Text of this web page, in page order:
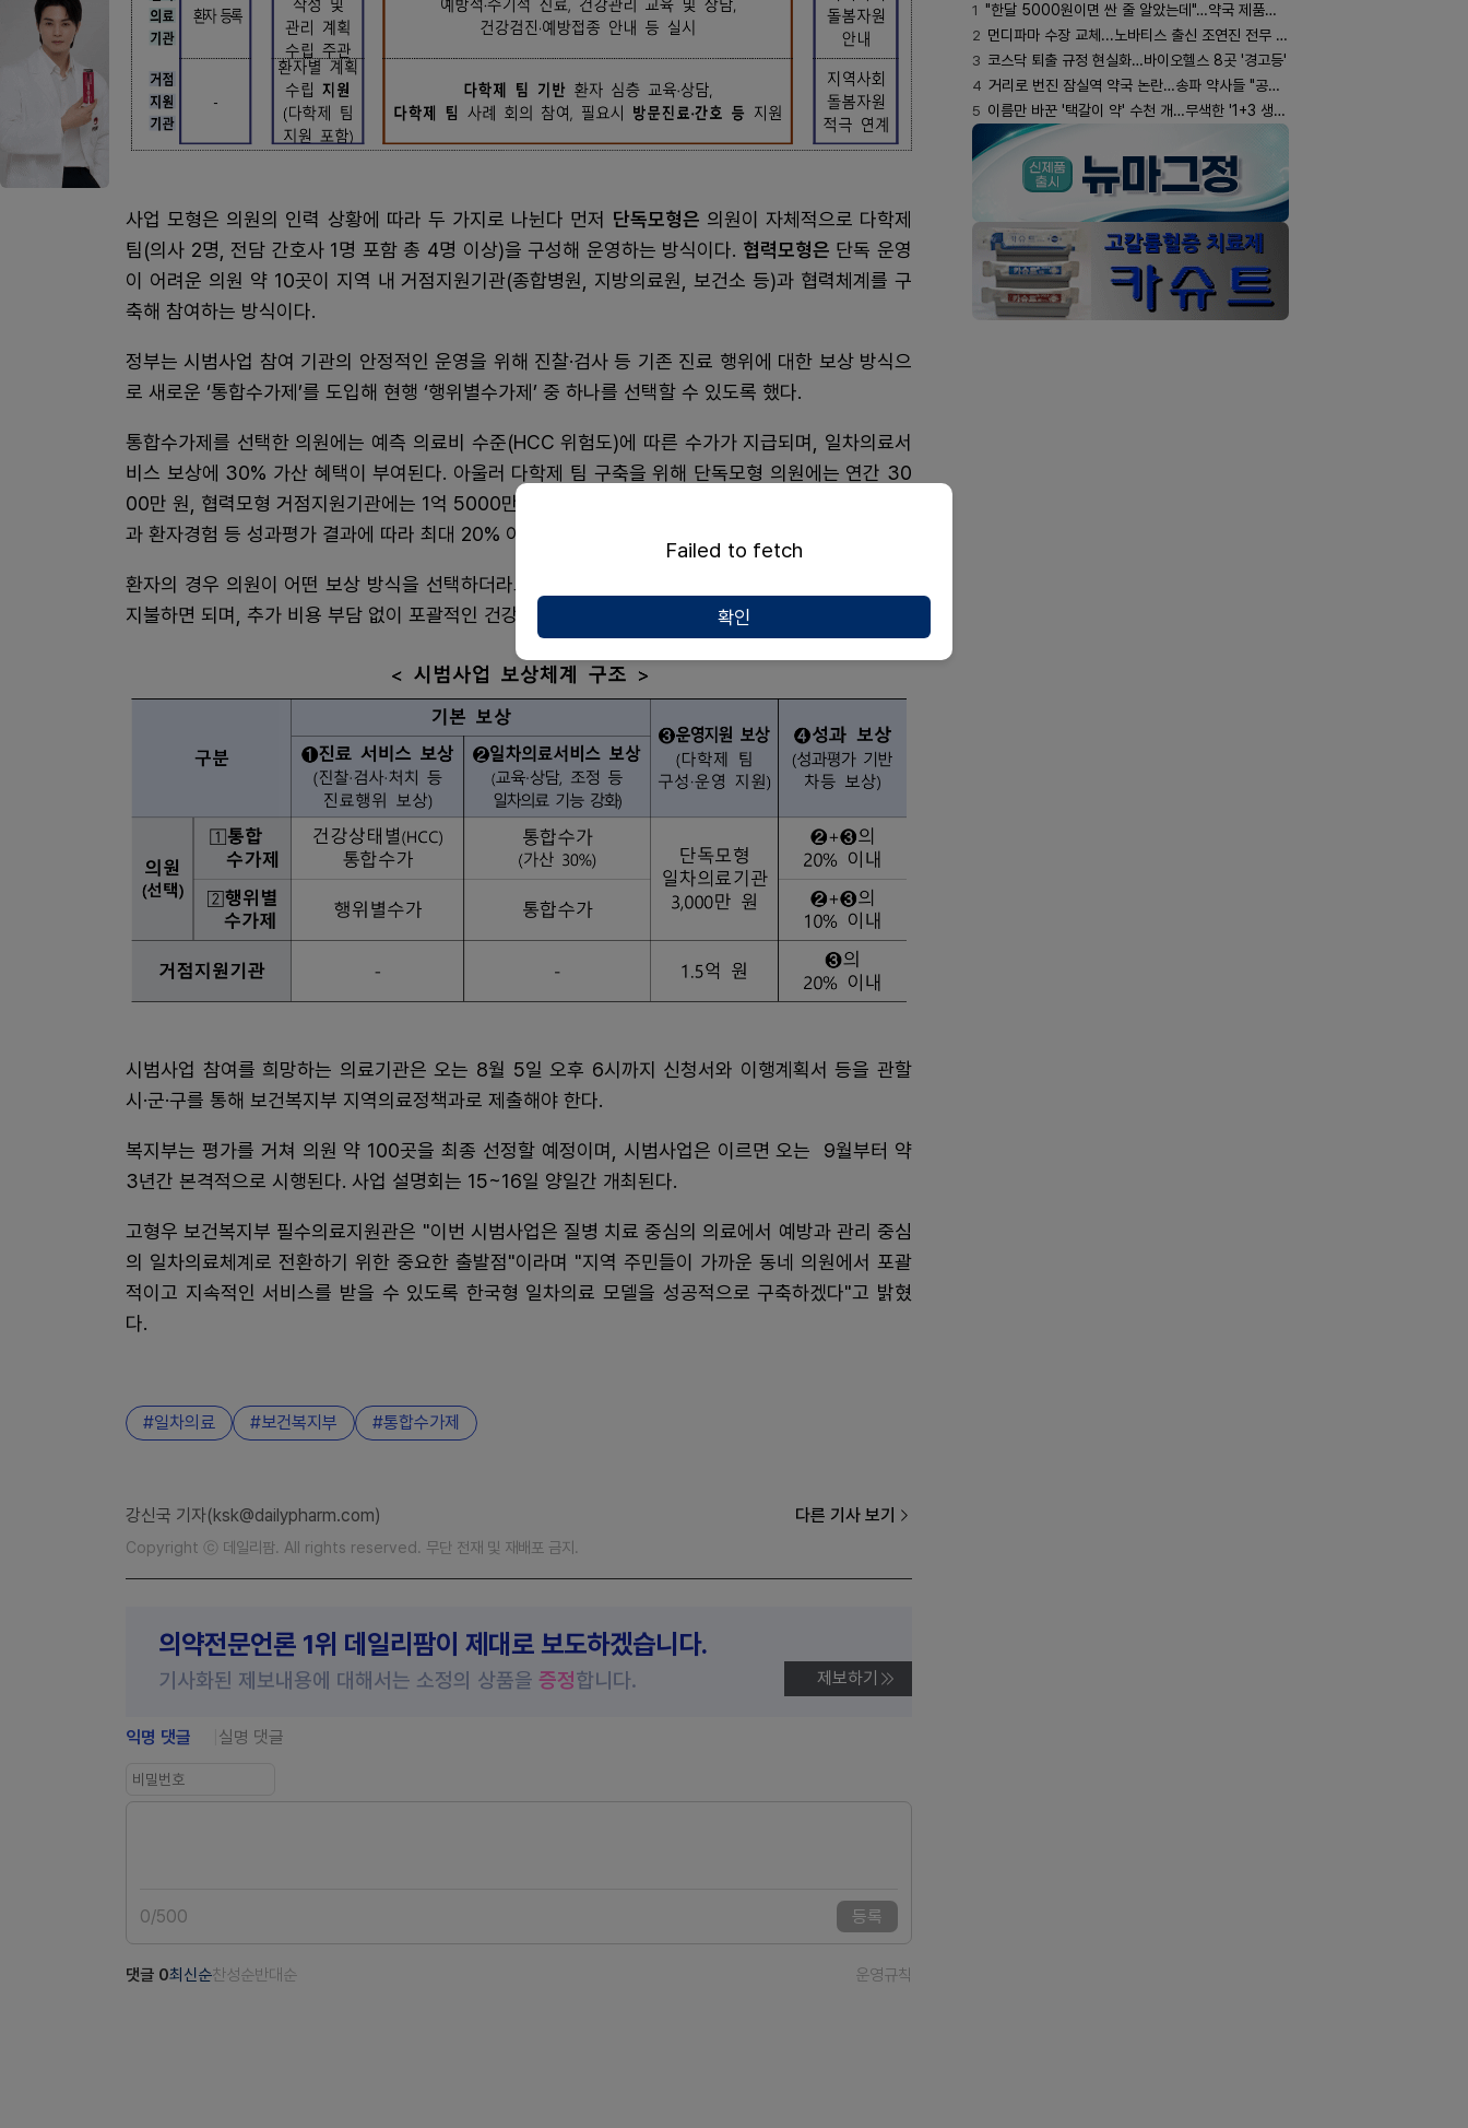
사업 모형은 의원의 인력 상황에 따라 두 가지로 나뉜다 먼저 단독모형은 의원이 자체적으로 다학제
팀(의사 2명, 전담 간호사 1명 포함 총 4명 이상)을 구성해 운영하는 방식이다. 협력모형은 단독 운영
이 어려운 의원 약 10곳이 지역 내 거점지원기관(종합병원, 지방의료원, 보건소 등)과 협력체계를 구
축해 참여하는 방식이다.
정부는 시범사업 참여 기관의 안정적인 운영을 위해 진찰·검사 등 기존 진료 행위에 대한 보상 방식으
로 새로운 ‘통합수가제’를 도입해 현행 ‘행위별수가제’ 중 하나를 선택할 수 있도록 했다.
통합수가제를 선택한 의원에는 예측 의료비 수준(HCC 위험도)에 따른 수가가 지급되며, 일차의료서
비스 보상에 30% 가산 혜택이 부여된다. 아울러 다학제 팀 구축을 위해 단독모형 의원에는 연간 30
00만 원, 협력모형 거점지원기관에는 1억 5000만 원의 운영지원비가 전액 사전 지급된다. 서비스 질
과 환자경험 등 성과평가 결과에 따라 최대 20% 이내의 차등 성과보상도 추가로 지원된다.
환자의 경우 의원이 어떤 보상 방식을 선택하더라도 기존과 동일한 행위별수가 기준의 본인부담금만
지불하면 되며, 추가 비용 부담 없이 포괄적인 건강관리 서비스를 받을 수 있다.
시범사업 참여를 희망하는 의료기관은 오는 8월 5일 오후 6시까지 신청서와 이행계획서 등을 관할
시·군·구를 통해 보건복지부 지역의료정책과로 제출해야 한다.
복지부는 평가를 거쳐 의원 약 100곳을 최종 선정할 예정이며, 시범사업은 이르면 오는 9월부터 약
3년간 본격적으로 시행된다. 사업 설명회는 15~16일 양일간 개최된다.
고형우 보건복지부 필수의료지원관은 "이번 시범사업은 질병 치료 중심의 의료에서 예방과 관리 중심
의 일차의료체계로 전환하기 위한 중요한 출발점"이라며 "지역 주민들이 가까운 동네 의원에서 포괄
적이고 지속적인 서비스를 받을 수 있도록 한국형 일차의료 모델을 성공적으로 구축하겠다"고 밝혔
다.
일차의료 보건복지부 통합수가제
강신국 기자(ksk@dailypharm.com) 다른 기사 보기
Copyright ⓒ 데일리팜. All rights reserved. 무단 전재 및 재배포 금지.
의약전문언론 1위 데일리팜이 제대로 보도하겠습니다.
기사화된 제보내용에 대해서는 소정의 상품을 증정합니다. 제보하기
익명 댓글 실명 댓글
0/500 등록
댓글 0최신순찬성순반대순 운영규칙
1 "한달 5000원이면 싼 줄 알았는데"…약국 제품과 비교해보니
2 먼디파마 수장 교체...노바티스 출신 조연진 전무 내정
3 코스닥 퇴출 규정 현실화…바이오헬스 8곳 '경고등'
4 거리로 번진 잠실역 약국 논란…송파 약사들 "공공성 훼손"
5 이름만 바꾼 '택갈이 약' 수천 개…무색한 '1+3 생동'
Failed to fetch
확인